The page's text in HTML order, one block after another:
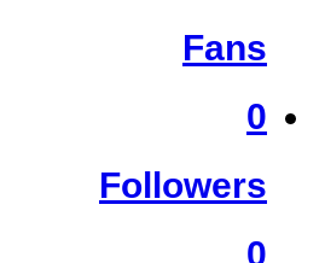
Fans
0
Followers
0